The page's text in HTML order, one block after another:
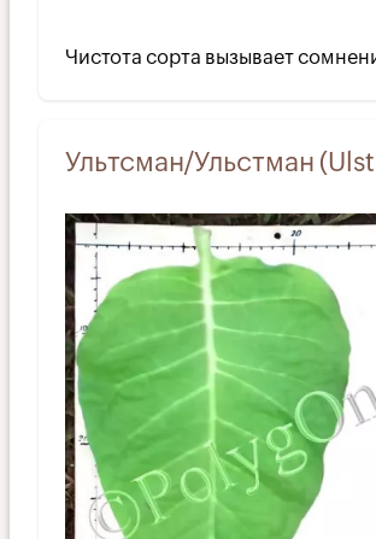
Чистота сорта вызывает
Ультсман/Ульстман